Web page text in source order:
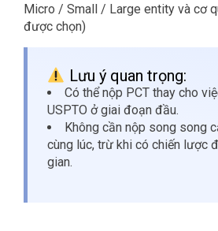
Micro / Small / Large entity và cơ
được chọn)
Lưu ý quan trọng:
Có thể nộp PCT thay cho
USPTO ở giai đoạn đầu.
Không cần nộp song song
cùng lúc, trừ khi có chiến lược
gian.